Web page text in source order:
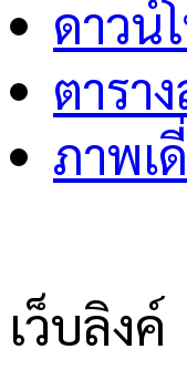
ดาวน์
ตารา
ภาพเ
เว็บลิงค์